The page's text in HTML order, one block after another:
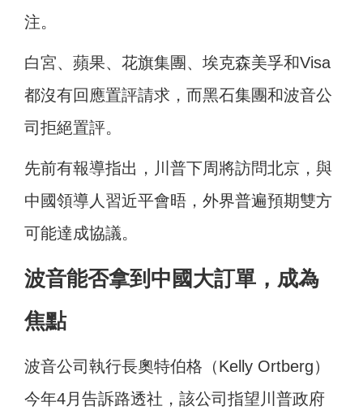
注。
白宮、蘋果、花旗集團、埃克森美孚和Visa
都沒有回應置評請求，而黑石集團和波音公
司拒絕置評。
先前有報導指出，川普下周將訪問北京，與
中國領導人習近平會晤，外界普遍預期雙方
可能達成協議。
波音能否拿到中國大訂單，成為
焦點
波音公司執行長奧特伯格（Kelly Ortberg）
今年4月告訴路透社，該公司指望川普政府